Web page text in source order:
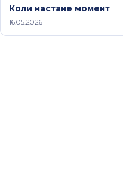
Коли настане момент
16.05.2026